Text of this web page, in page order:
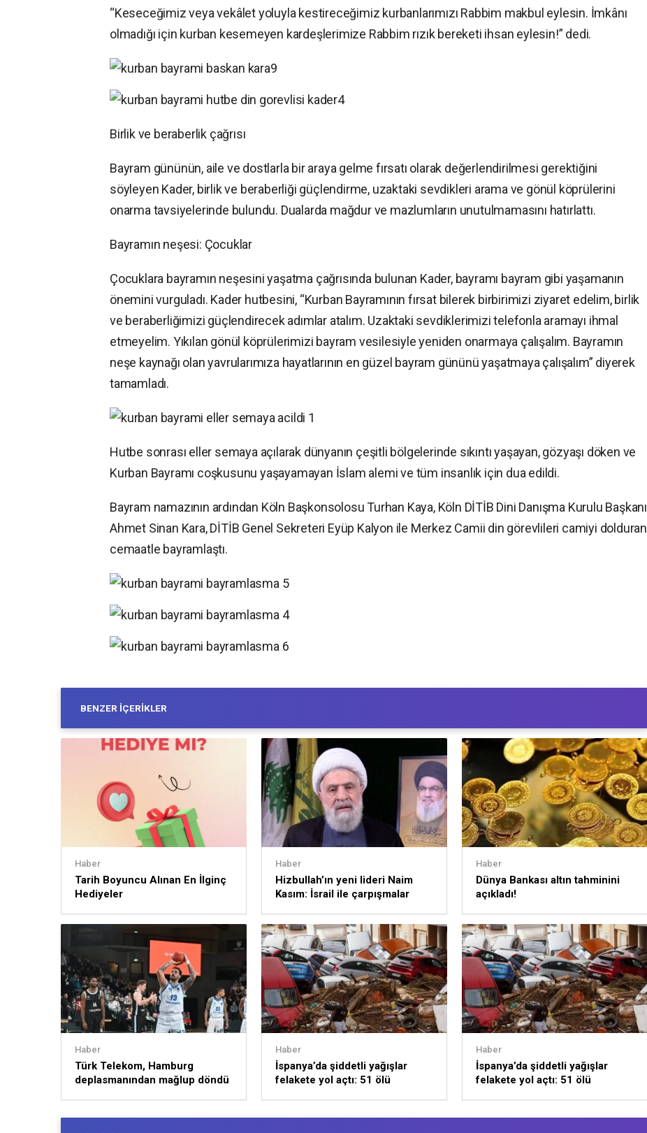
“Keseceğimiz veya vekâlet yoluyla kestireceğimiz kurbanlarımızı Rabbim makbul eylesin. İmkânı
olmadığı için kurban kesemeyen kardeşlerimize Rabbim rızık bereketi ihsan eylesin!” dedi.
Birlik ve beraberlik çağrısı
Bayram gününün, aile ve dostlarla bir araya gelme fırsatı olarak değerlendirilmesi gerektiğini
söyleyen Kader, birlik ve beraberliği güçlendirme, uzaktaki sevdikleri arama ve gönül köprülerini
onarma tavsiyelerinde bulundu. Dualarda mağdur ve mazlumların unutulmamasını hatırlattı.
Bayramın neşesi: Çocuklar
Çocuklara bayramın neşesini yaşatma çağrısında bulunan Kader, bayramı bayram gibi yaşamanın
önemini vurguladı. Kader hutbesini, “Kurban Bayramının fırsat bilerek birbirimizi ziyaret edelim, birlik
ve beraberliğimizi güçlendirecek adımlar atalım. Uzaktaki sevdiklerimizi telefonla aramayı ihmal
etmeyelim. Yıkılan gönül köprülerimizi bayram vesilesiyle yeniden onarmaya çalışalım. Bayramın
neşe kaynağı olan yavrularımıza hayatlarının en güzel bayram gününü yaşatmaya çalışalım” diyerek
tamamladı.
Hutbe sonrası eller semaya açılarak dünyanın çeşitli bölgelerinde sıkıntı yaşayan, gözyaşı döken ve
Kurban Bayramı coşkusunu yaşayamayan İslam alemi ve tüm insanlık için dua edildi.
Bayram namazının ardından Köln Başkonsolosu Turhan Kaya, Köln DİTİB Dini Danışma Kurulu Başkanı
Ahmet Sinan Kara, DİTİB Genel Sekreteri Eyüp Kalyon ile Merkez Camii din görevlileri camiyi dolduran
cemaatle bayramlaştı.
BENZER İÇERIKLER
Haber
Tarih Boyuncu Alınan En İlginç
Hediyeler
Haber
Hizbullah’ın yeni lideri Naim
Kasım: İsrail ile çarpışmalar
Haber
Dünya Bankası altın tahminini
açıkladı!
Haber
Türk Telekom, Hamburg
deplasmanından mağlup döndü
Haber
İspanya’da şiddetli yağışlar
felakete yol açtı: 51 ölü
Haber
İspanya’da şiddetli yağışlar
felakete yol açtı: 51 ölü